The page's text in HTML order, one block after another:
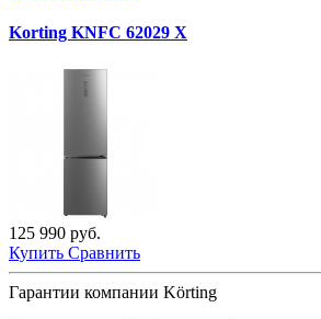
Korting KNFC 62029 X
125 990 руб.
Купить Сравнить
Гарантии компании Körting